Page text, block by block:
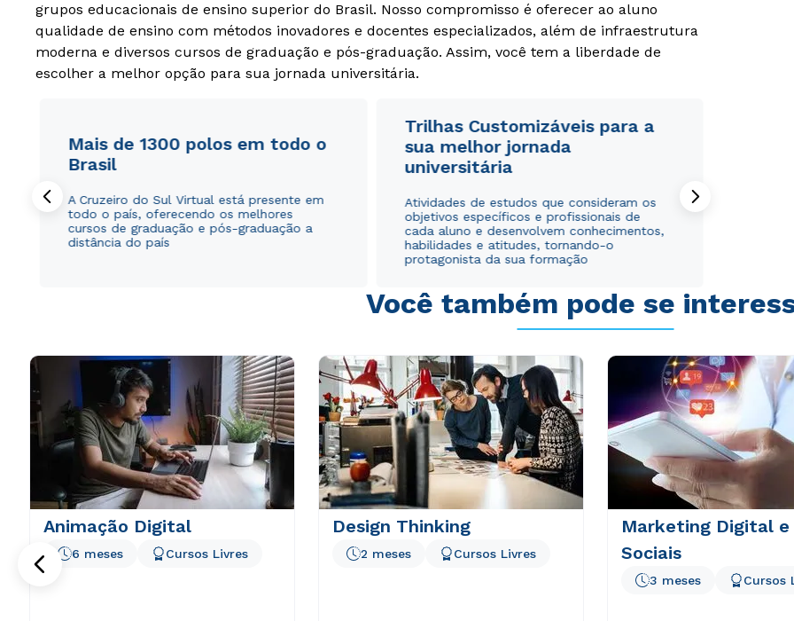
grupos educacionais de ensino superior do Brasil. Nosso compromisso é oferecer ao aluno
qualidade de ensino com métodos inovadores e docentes especializados, além de infraestrutura
moderna e diversos cursos de graduação e pós-graduação. Assim, você tem a liberdade de
escolher a melhor opção para sua jornada universitária.
Mais de 1300 polos em todo o
Brasil
A Cruzeiro do Sul Virtual está presente em
todo o país, oferecendo os melhores
cursos de graduação e pós-graduação a
distância do país
Trilhas Customizáveis para a
sua melhor jornada
universitária
Atividades de estudos que consideram os
objetivos específicos e profissionais de
cada aluno e desenvolvem conhecimentos,
habilidades e atitudes, tornando-o
protagonista da sua formação
Você também pode se
Animação Digital
6 meses Cursos Livres
Design Thinking
2 meses Cursos Livres
Marketing Digital e
Sociais
3 meses Cursos
WhatsApp
ou
Estou de acordo com aPolítica de Privacidade.e
autorizo que meus dados sejam utilizados para o
envio de conteúdos da Cruzeiro do Sul.
WhatsApp
ou
Estou de acordo com aPolítica de Privacidade.e
autorizo que meus dados sejam utilizados para o
envio de conteúdos da Cruzeiro do Sul.